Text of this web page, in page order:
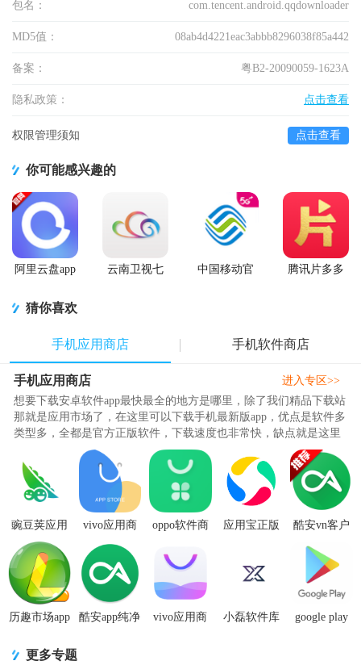
包名： com.tencent.android.qqdownloader
MD5值： 08ab4d4221eac3abbb8296038f85a442
备案： 粤B2-20090059-1623A
隐私政策： 点击查看
权限管理须知 点击查看
你可能感兴趣的
阿里云盘app
云南卫视七
中国移动官
腾讯片多多
猜你喜欢
手机应用商店 手机软件商店
手机应用商店
想要下载安卓软件app最快最全的地方是哪里，除了我们精品下载站
那就是应用市场了，在这里可以下载手机最新版app，优点是软件多
类型多，全都是官方正版软件，下载速度也非常快，缺点就是这里
的软件大多数会有广告，有..
进入专区>>
豌豆荚应用
商店安卓版
v8.3.9.0 最
新版
vivo应用商
v10.3.9.0 最
新版
oppo软件商
v12.15.0 官
方共存版
应用宝正版
版
酷安vn客户
新版手机共
存版
历趣市场app
6.5.0 官方正
酷安app纯净
vivo应用商
小磊软件库
google play
更多专题